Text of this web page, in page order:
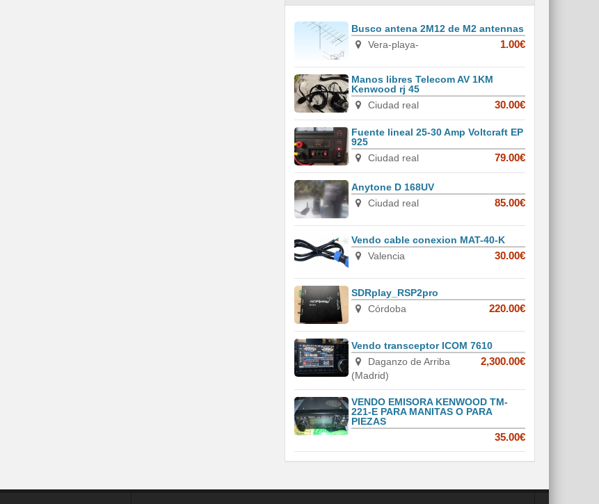
Busco antena 2M12 de M2 antennas
Vera-playa-
1.00€
Manos libres Telecom AV 1KM
Kenwood rj 45
Ciudad real
30.00€
Fuente lineal 25-30 Amp Voltcraft EP
925
Ciudad real
79.00€
Anytone D 168UV
Ciudad real
85.00€
Vendo cable conexion MAT-40-K
Valencia
30.00€
SDRplay_RSP2pro
Córdoba
220.00€
Vendo transceptor ICOM 7610
Daganzo de Arriba
(Madrid)
2,300.00€
VENDO EMISORA KENWOOD TM-
221-E PARA MANITAS O PARA
PIEZAS
35.00€